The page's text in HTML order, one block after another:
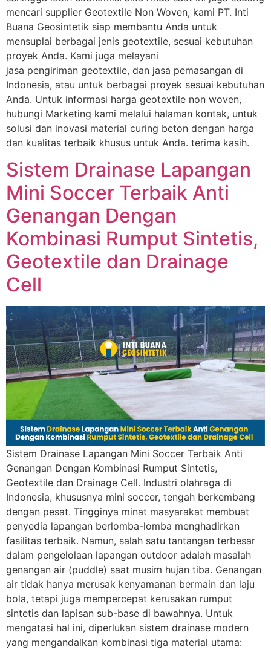
mencari supplier Geotextile Non Woven, kami PT. Inti
Buana Geosintetik siap membantu Anda untuk
mensuplai berbagai jenis geotextile, sesuai kebutuhan
proyek Anda. Kami juga melayani
jasa pengiriman geotextile, dan jasa pemasangan di
Indonesia, atau untuk berbagai proyek sesuai kebutuhan
Anda. Untuk informasi harga geotextile non woven,
hubungi Marketing kami melalui halaman kontak, untuk
solusi dan inovasi material curing beton dengan harga
dan kualitas terbaik khusus untuk Anda. terima kasih.
Sistem Drainase Lapangan
Mini Soccer Terbaik Anti
Genangan Dengan
Kombinasi Rumput Sintetis,
Geotextile dan Drainage
Cell
Sistem Drainase Lapangan Mini Soccer Terbaik Anti
Genangan Dengan Kombinasi Rumput Sintetis,
Geotextile dan Drainage Cell. Industri olahraga di
Indonesia, khususnya mini soccer, tengah berkembang
dengan pesat. Tingginya minat masyarakat membuat
penyedia lapangan berlomba-lomba menghadirkan
fasilitas terbaik. Namun, salah satu tantangan terbesar
dalam pengelolaan lapangan outdoor adalah masalah
genangan air (puddle) saat musim hujan tiba. Genangan
air tidak hanya merusak kenyamanan bermain dan laju
bola, tetapi juga mempercepat kerusakan rumput
sintetis dan lapisan sub-base di bawahnya. Untuk
mengatasi hal ini, diperlukan sistem drainase modern
yang mengandalkan kombinasi tiga material utama: